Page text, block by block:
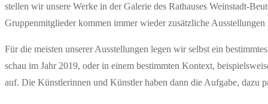
stel­len wir unse­re Wer­ke in der Gale­rie des Rat­hau­ses Wein­stadt-
Grup­pen­mit­glie­der kom­men immer wie­der zusätz­li­che Aus­stel­lun­gen
Für die meis­ten unse­rer Aus­stel­lun­gen legen wir selbst ein
schau im Jahr 2019, oder in einem bestimm­ten Kon­text,
auf. Die Künst­le­rin­nen und Künst­ler haben dann die Auf­ga­be, dazu